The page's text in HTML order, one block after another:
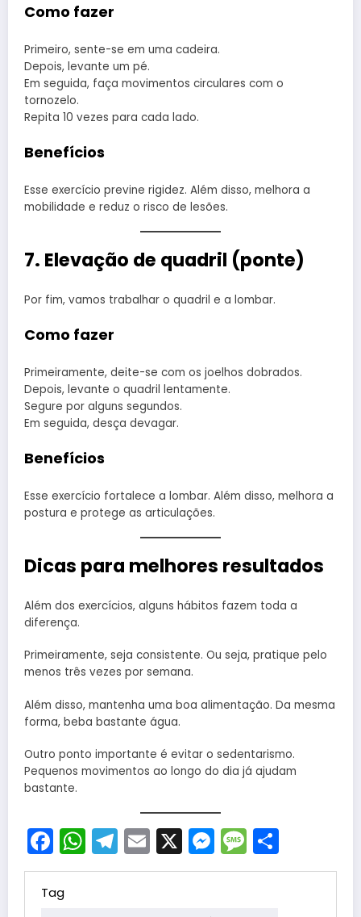
Como fazer
Primeiro, sente-se em uma cadeira.
Depois, levante um pé.
Em seguida, faça movimentos circulares com o
tornozelo.
Repita 10 vezes para cada lado.
Benefícios
Esse exercício previne rigidez. Além disso, melhora a
mobilidade e reduz o risco de lesões.
7. Elevação de quadril (ponte)
Por fim, vamos trabalhar o quadril e a lombar.
Como fazer
Primeiramente, deite-se com os joelhos dobrados.
Depois, levante o quadril lentamente.
Segure por alguns segundos.
Em seguida, desça devagar.
Benefícios
Esse exercício fortalece a lombar. Além disso, melhora a
postura e protege as articulações.
Dicas para melhores resultados
Além dos exercícios, alguns hábitos fazem toda a
diferença.
Primeiramente, seja consistente. Ou seja, pratique pelo
menos três vezes por semana.
Além disso, mantenha uma boa alimentação. Da mesma
forma, beba bastante água.
Outro ponto importante é evitar o sedentarismo.
Pequenos movimentos ao longo do dia já ajudam
bastante.
Facebook
WhatsApp
Telegram
Email
X Messenger
Message
Tag